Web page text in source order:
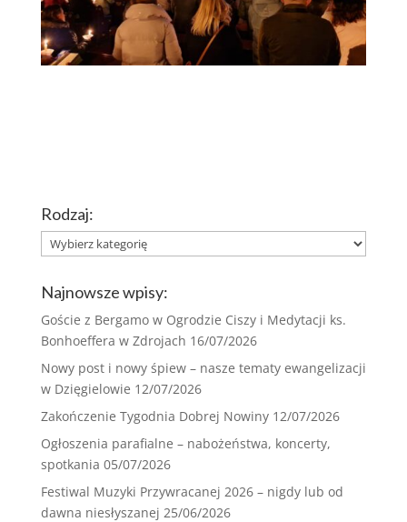
Rodzaj:
Rodzaj:
Najnowsze wpisy:
Goście z Bergamo w Ogrodzie Ciszy i Medytacji ks.
Bonhoeffera w Zdrojach 16/07/2026
Nowy post i nowy śpiew – nasze tematy ewangelizacji
w Dzięgielowie 12/07/2026
Zakończenie Tygodnia Dobrej Nowiny 12/07/2026
Ogłoszenia parafialne – nabożeństwa, koncerty,
spotkania 05/07/2026
Festiwal Muzyki Przywracanej 2026 – nigdy lub od
dawna niesłyszanej 25/06/2026